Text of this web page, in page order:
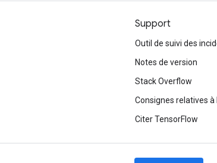
Support
Outil de suivi des
Notes de version
Stack Overflow
Consignes relatives à
Citer TensorFlow